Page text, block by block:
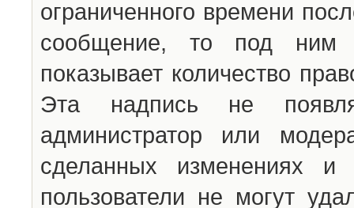
ограниченного времени
сообщение, то под ним
показывает количество
Эта надпись не
администратор или
сделанных изменениях
пользователи не могут